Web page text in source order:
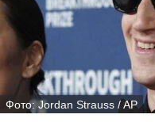
Фото: Jordan Strauss / AP